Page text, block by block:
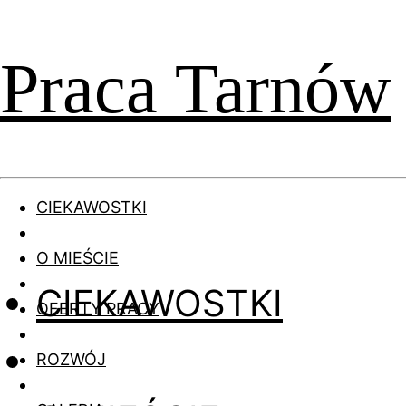
Praca Tarnów
CIEKAWOSTKI
O MIEŚCIE
OFERTY PRACY
ROZWÓJ
CIEKAWOSTKI